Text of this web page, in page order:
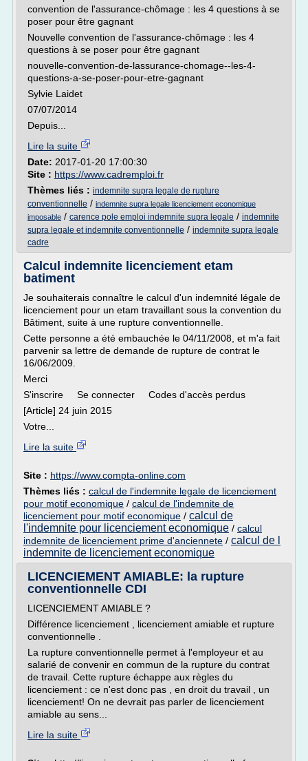
convention de l'assurance-chômage : les 4 questions à se
poser pour être gagnant
Nouvelle convention de l'assurance-chômage : les 4
questions à se poser pour être gagnant
nouvelle-convention-de-lassurance-chomage--les-4-
questions-a-se-poser-pour-etre-gagnant
Sylvie Laidet
07/07/2014
Depuis...
Lire la suite
Date: 2017-01-20 17:00:30
Site : https://www.cadremploi.fr
Thèmes liés : indemnite supra legale de rupture
conventionnelle / indemnite supra legale licenciement economique
imposable / carence pole emploi indemnite supra legale / indemnite
supra legale et indemnite conventionnelle / indemnite supra legale
cadre
Calcul indemnite licenciement etam
batiment
Je souhaiterais connaître le calcul d'un indemnité légale de
licenciement pour un etam travaillant sous la convention du
Bâtiment, suite à une rupture conventionnelle.
Cette personne a été embauchée le 04/11/2008, et m'a fait
parvenir sa lettre de demande de rupture de contrat le
16/06/2009.
Merci
S'inscrire Se connecter Codes d'accès perdus
[Article] 24 juin 2015
Votre...
Lire la suite
Site : https://www.compta-online.com
Thèmes liés : calcul de l'indemnite legale de licenciement
pour motif economique / calcul de l'indemnite de
licenciement pour motif economique / calcul de
l'indemnite pour licenciement economique / calcul
indemnite de licenciement prime d'anciennete / calcul de l
indemnite de licenciement economique
LICENCIEMENT AMIABLE: la rupture
conventionnelle CDI
LICENCIEMENT AMIABLE ?
Différence licenciement , licenciement amiable et rupture
conventionnelle .
La rupture conventionnelle permet à l'employeur et au
salarié de convenir en commun de la rupture du contrat
de travail. Cette rupture échappe aux règles du
licenciement : ce n'est donc pas , en droit du travail , un
licenciement! On ne devrait pas parler de licenciement
amiable au sens...
Lire la suite